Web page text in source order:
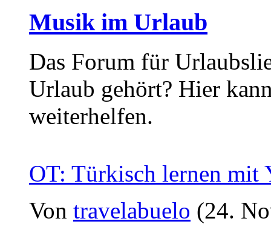
Musik im Urlaub
Das Forum für
Urlaub gehört? Hier
weiterhelfen.
OT: Türkisch lernen mit
Von travelabuelo (24.